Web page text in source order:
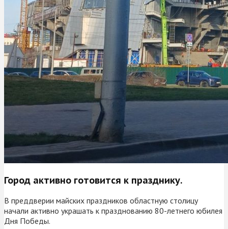
Город активно готовится к празднику.
В преддверии майских праздников областную столицу
начали активно украшать к празднованию 80-летнего юбилея
Дня Победы.